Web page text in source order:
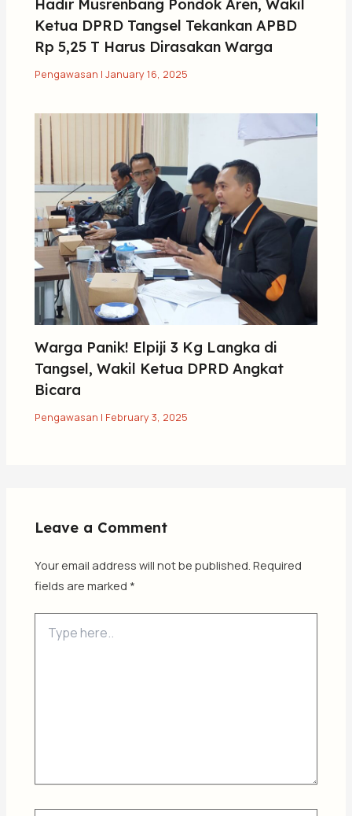
Hadir Musrenbang Pondok Aren, Wakil
Ketua DPRD Tangsel Tekankan APBD
Rp 5,25 T Harus Dirasakan Warga
Pengawasan |January 16, 2025
Warga Panik! Elpiji 3 Kg Langka di
Tangsel, Wakil Ketua DPRD Angkat
Bicara
Pengawasan | February 3, 2025
Leave a Comment
Your email address will not be published. Required
fields are marked *
here..